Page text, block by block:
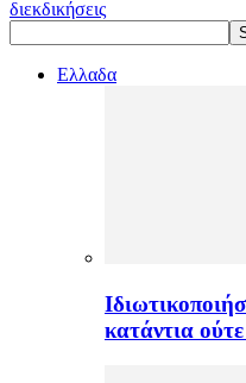
διεκδικήσεις
Ελλαδα
κατάντια